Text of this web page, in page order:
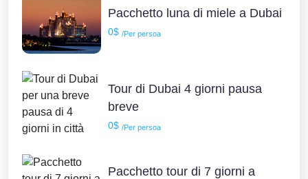
Pacchetto luna di miele a Dubai
0$ /Per persoa
Tour di Dubai 4 giorni pausa
breve
0$ /Per persoa
Pacchetto tour di 7 giorni a